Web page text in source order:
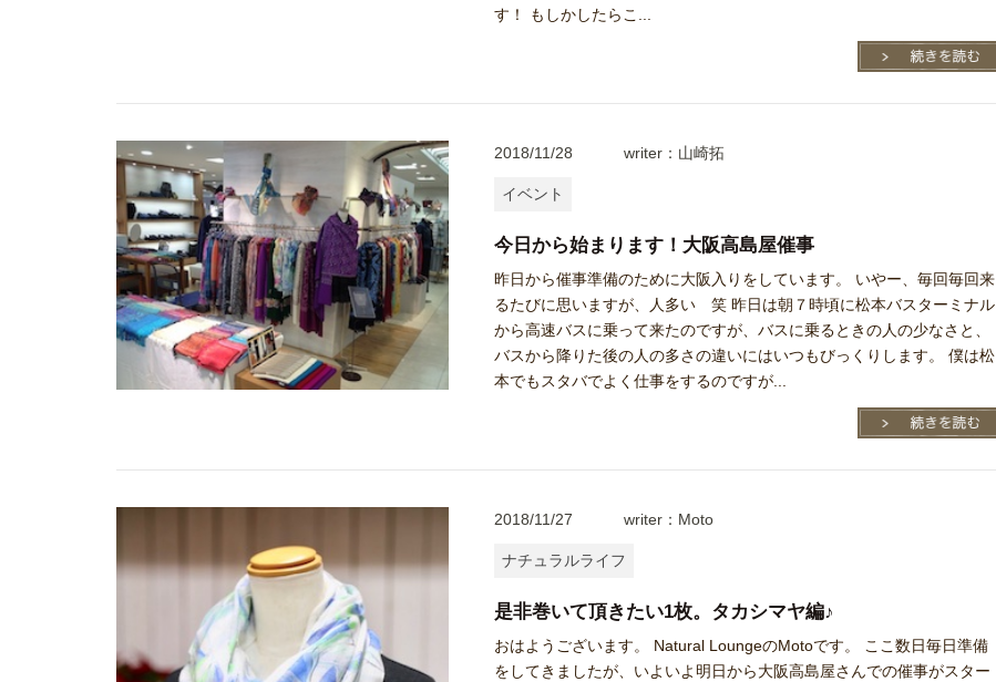
す！ もしかしたらこ...
2018/11/28 writer：山崎拓
イベント
今日から始まります！大阪高島屋催事
昨日から催事準備のために大阪入りをしています。 いやー、毎回毎回来
るたびに思いますが、人多い 笑 昨日は朝７時頃に松本バスターミナル
から高速バスに乗って来たのですが、バスに乗るときの人の少なさと、
バスから降りた後の人の多さの違いにはいつもびっくりします。 僕は松
本でもスタバでよく仕事をするのですが...
2018/11/27 writer：Moto
ナチュラルライフ
是非巻いて頂きたい1枚。タカシマヤ編♪
おはようございます。 Natural LoungeのMotoです。 ここ数日毎日準備
をしてきましたが、いよいよ明日から大阪高島屋さんでの催事がスター